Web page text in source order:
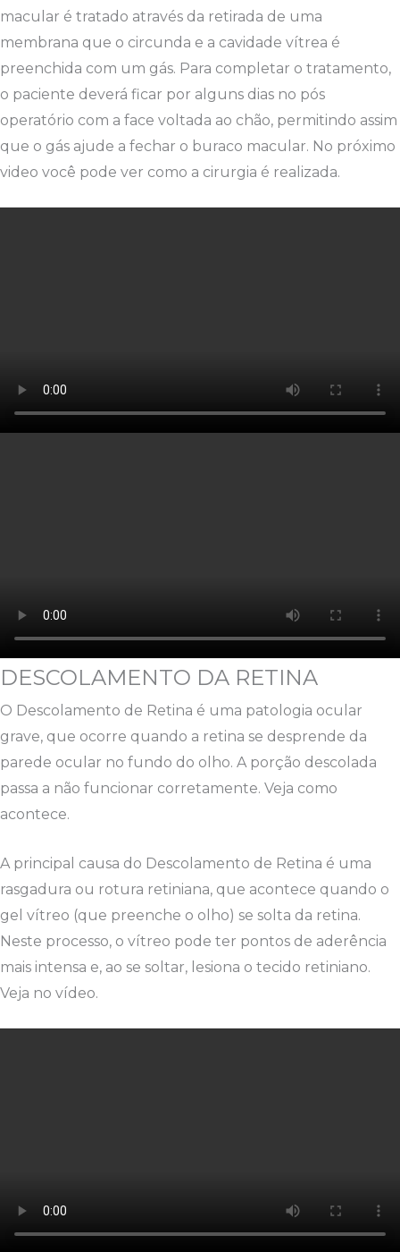
macular é tratado através da retirada de uma
membrana que o circunda e a cavidade vítrea é
preenchida com um gás. Para completar o tratamento,
o paciente deverá ficar por alguns dias no pós
operatório com a face voltada ao chão, permitindo assim
que o gás ajude a fechar o buraco macular. No próximo
video você pode ver como a cirurgia é realizada.
DESCOLAMENTO DA RETINA
O Descolamento de Retina é uma patologia ocular
grave, que ocorre quando a retina se desprende da
parede ocular no fundo do olho. A porção descolada
passa a não funcionar corretamente. Veja como
acontece.
A principal causa do Descolamento de Retina é uma
rasgadura ou rotura retiniana, que acontece quando o
gel vítreo (que preenche o olho) se solta da retina.
Neste processo, o vítreo pode ter pontos de aderência
mais intensa e, ao se soltar, lesiona o tecido retiniano.
Veja no vídeo.